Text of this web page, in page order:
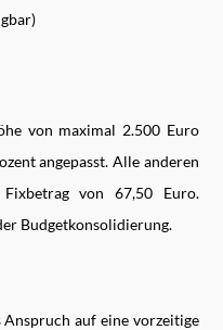
von maximal 2.500 Euro
angepasst. Alle anderen
Fixbetrag von 67,50 Euro.
Budgetkonsolidierung.
auf eine vorzeitige